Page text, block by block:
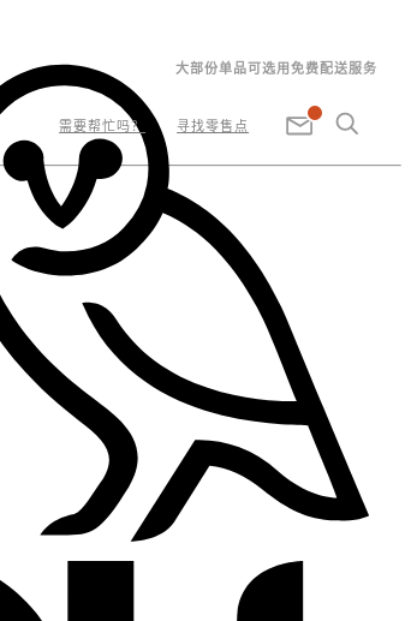
大部份单品可选用免费配送服务
需要帮忙吗？ 寻找零售点